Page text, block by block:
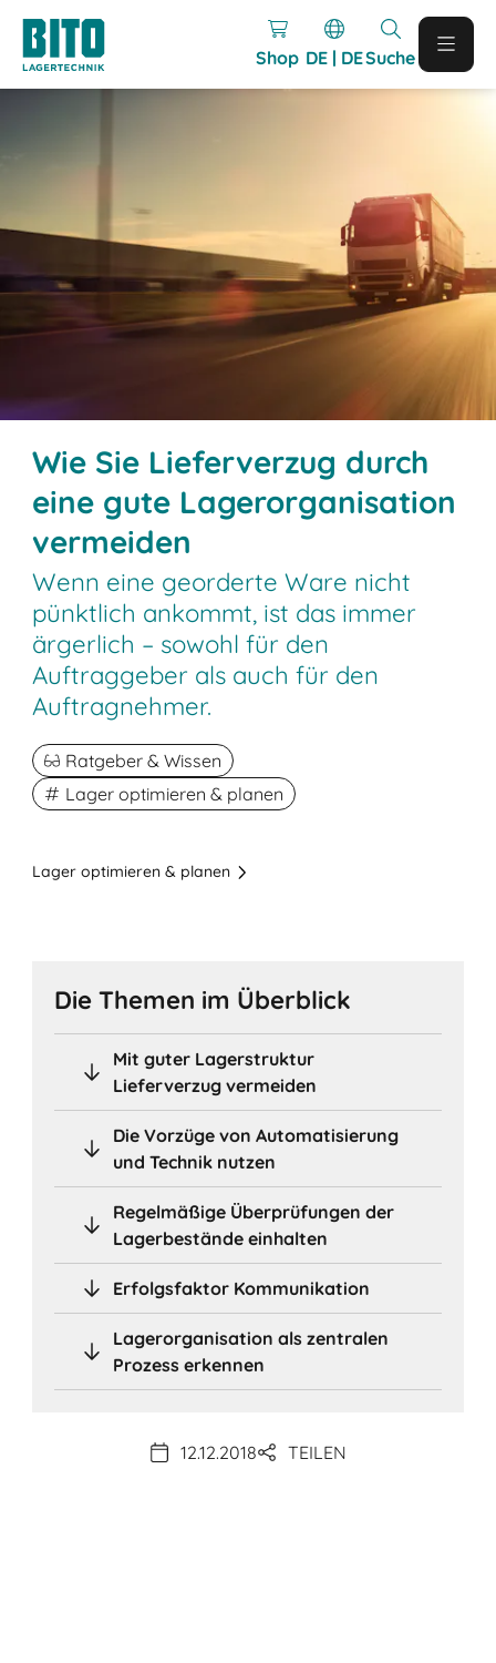
Shop DE | DESuche
Wie Sie Lieferverzug durch
eine gute Lagerorganisation
vermeiden
Wenn eine georderte Ware nicht
pünktlich ankommt, ist das immer
ärgerlich – sowohl für den
Auftraggeber als auch für den
Auftragnehmer.
Ratgeber & Wissen
Lager optimieren & planen
Lager optimieren & planen
Die Themen im Überblick
Mit guter Lagerstruktur
Lieferverzug vermeiden
Die Vorzüge von Automatisierung
und Technik nutzen
Regelmäßige Überprüfungen der
Lagerbestände einhalten
Erfolgsfaktor Kommunikation
Lagerorganisation als zentralen
Prozess erkennen
12.12.2018 TEILEN